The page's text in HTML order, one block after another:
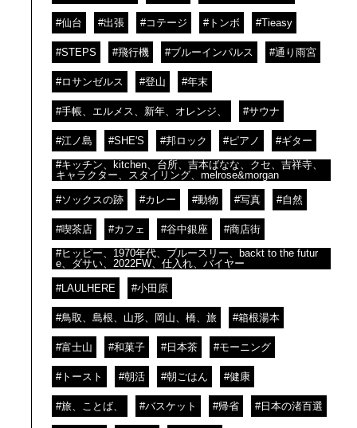
#仙台 #出張 #コテージ #トンボ #Tieasy
#STEPS #飛行機 #ブルーインパルス #通り雨宮
#ロサンゼルス #登山 #年末
#手帳、エルメス、新年、オレンジ、 #サウナ
#江ノ島 #SHE'S #邦ロック #ピアノ #ギター
#キッチン、kitchen、台所、吉本ばなな、クセ、吉祥寺、
キャラクター、スタイリング、melrose&morgan
#ソックスの跡 #カレー #動物 #写真 #自然
#喫茶店 #カフェ #谷中銀座 #商店街
#ヒッピー、1970年代、ブルースリー、backt to the futur
e、ダサい、2022FW、仕入れ、バイヤー
#LAULHERE #小田原
#鳥取、島根、山形、岡山、橋、旅 #箱根湯本
#富士山 #和菓子 #日本茶 #モーニング
#トースト #朝活 #朝ごはん #健康
#旅、ことば、 #バスケット #帰省 #日本の渚百選